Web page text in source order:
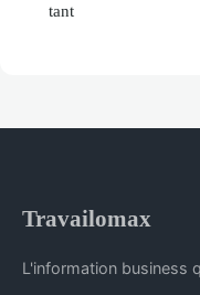
tant
Travailomax
L'information business